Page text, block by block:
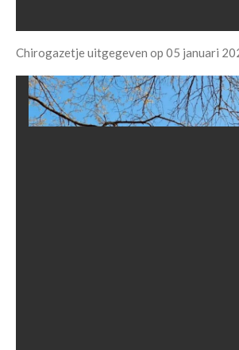
Chirogazetje uitgegeven op 05 januari